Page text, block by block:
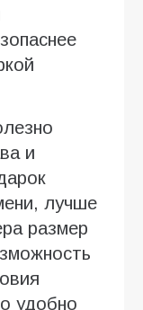
и
лучше
размер
удобно